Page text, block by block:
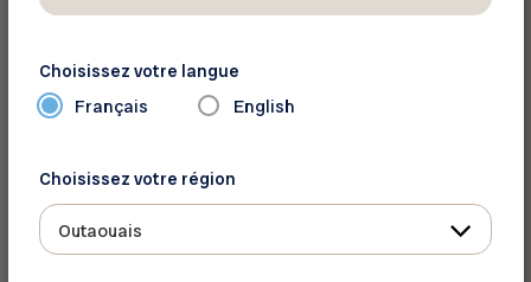
deviendront rapidement des compagnons
Site
propos/
Choisissez votre langue
Français English
Choisissez votre région
Outaouais